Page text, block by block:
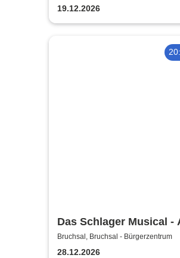
19.12.2026
Das Schlager Musical -
den Süden 2026/2027
Bruchsal, Bruchsal - Bürgerzentrum
28.12.2026